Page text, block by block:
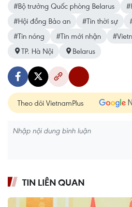
#Bộ trưởng Quốc phòng Belarus
#Hội đồng Bảo an
#Tin thời sự
#Tin nóng
#Tin mới nhận
TP. Hà Nội
Belarus
Theo dõi VietnamPlus
TIN LIÊN QUAN